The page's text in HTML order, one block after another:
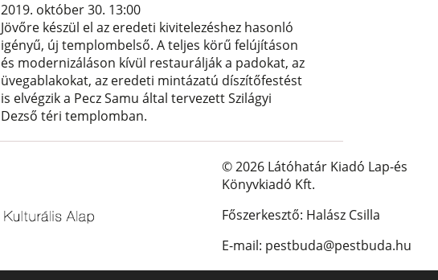
2019. október 30. 13:00
Jövőre készül el az eredeti kivitelezéshez hasonló
igényű, új templombelső. A teljes körű felújításon
és modernizáláson kívül restaurálják a padokat, az
üvegablakokat, az eredeti mintázatú díszítőfestést
is elvégzik a Pecz Samu által tervezett Szilágyi
Dezső téri templomban.
© 2026 Látóhatár Kiadó Lap-és
Könyvkiadó Kft.
Főszerkesztő: Halász Csilla
E-mail: pestbuda@pestbuda.hu